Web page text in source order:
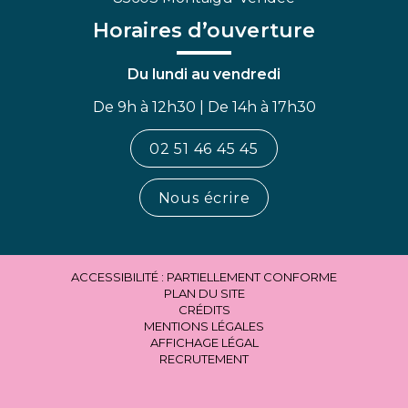
Horaires d’ouverture
Du lundi au vendredi
De 9h à 12h30 | De 14h à 17h30
02 51 46 45 45
Nous écrire
ACCESSIBILITÉ : PARTIELLEMENT CONFORME
PLAN DU SITE
CRÉDITS
MENTIONS LÉGALES
AFFICHAGE LÉGAL
RECRUTEMENT